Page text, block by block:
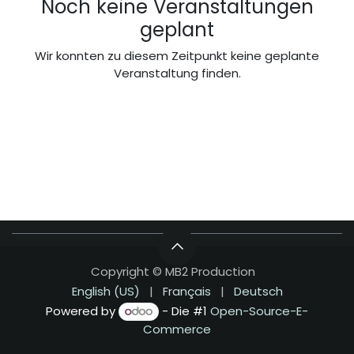
Noch keine Veranstaltungen
geplant
Wir konnten zu diesem Zeitpunkt keine geplante
Veranstaltung finden.
Copyright © MB2 Production
English (US)
| Français |
Deutsch
Powered by
- Die #1Open-Source-E-
Commerce